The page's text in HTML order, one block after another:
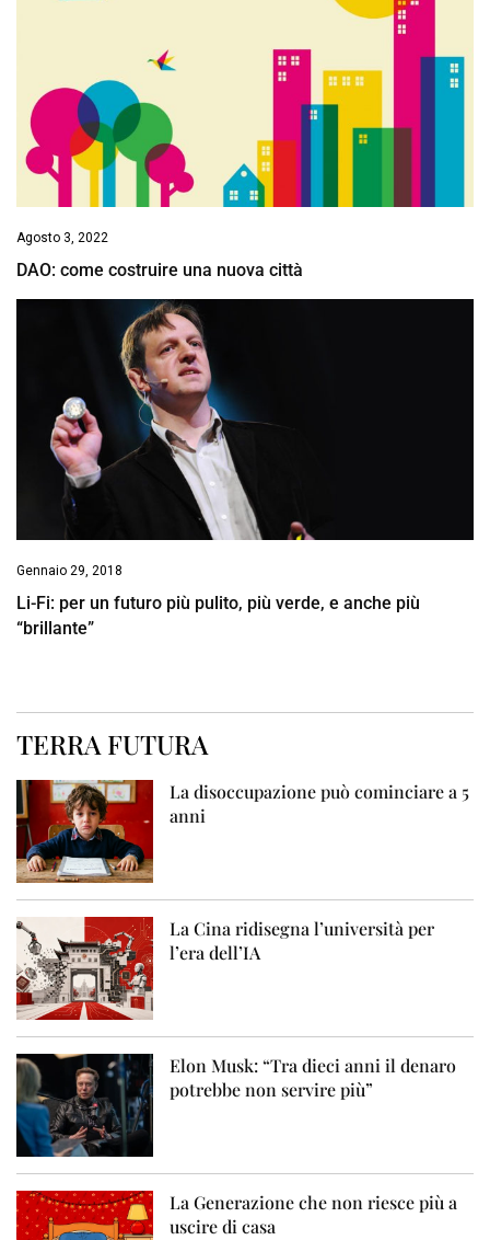
Agosto 3, 2022
DAO: come costruire una nuova città
Gennaio 29, 2018
Li-Fi: per un futuro più pulito, più verde, e anche più
“brillante”
TERRA FUTURA
La disoccupazione può cominciare a 5
anni
La Cina ridisegna l’università per
l’era dell’IA
Elon Musk: “Tra dieci anni il denaro
potrebbe non servire più”
La Generazione che non riesce più a
uscire di casa